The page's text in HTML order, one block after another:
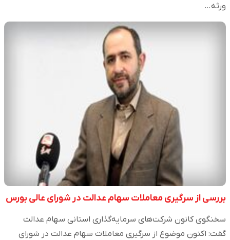
ورثه…
بررسی از سرگیری معاملات سهام عدالت در شورای عالی بورس
سخنگوی کانون شرکت‌های سرمایه‌گذاری استانی سهام عدالت
گفت: اکنون موضوع از سرگیری معاملات سهام عدالت در شورای